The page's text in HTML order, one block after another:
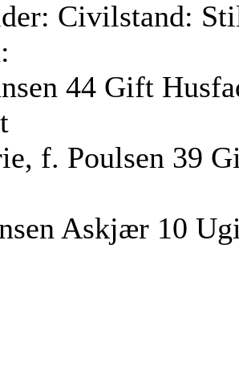
Civilstand:
44 Gift
f. Poulsen 39
Askjær 10